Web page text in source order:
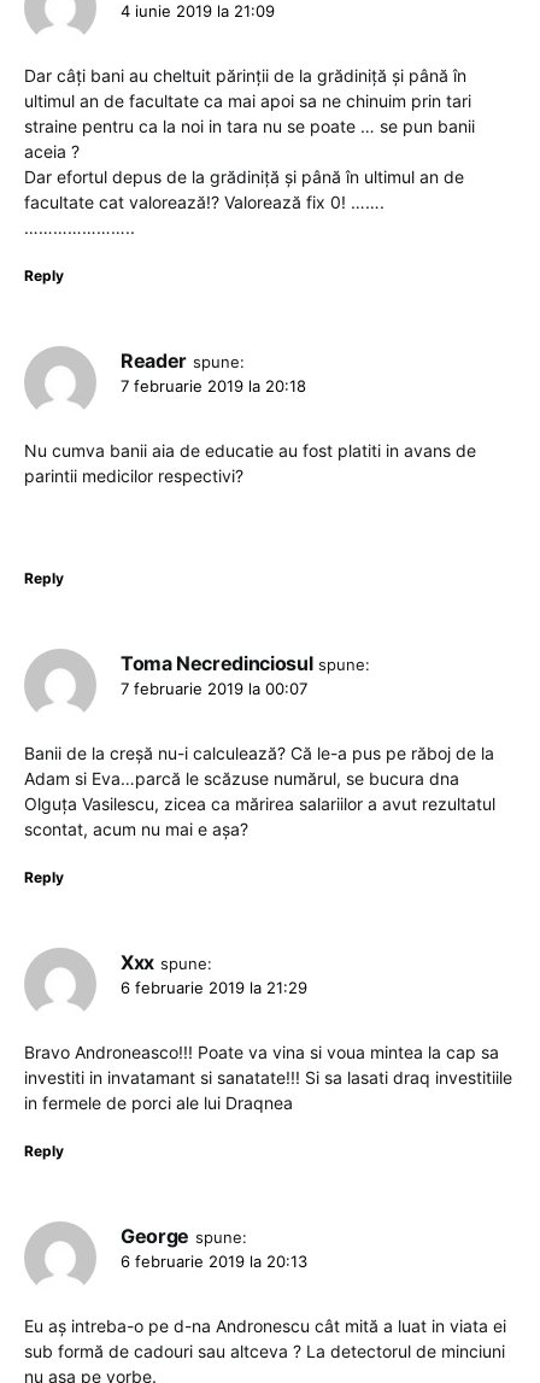
4 iunie 2019 la 21:09
Dar câți bani au cheltuit părinții de la grădiniță și până în
ultimul an de facultate ca mai apoi sa ne chinuim prin tari
straine pentru ca la noi in tara nu se poate … se pun banii
aceia ?
Dar efortul depus de la grădiniță și până în ultimul an de
facultate cat valorează!? Valorează fix 0! …….
…………………..
Reply
Reader spune:
7 februarie 2019 la 20:18
Nu cumva banii aia de educatie au fost platiti in avans de
parintii medicilor respectivi?
Reply
Toma Necredinciosul spune:
7 februarie 2019 la 00:07
Banii de la creșă nu-i calculează? Că le-a pus pe răboj de la
Adam si Eva…parcă le scăzuse numărul, se bucura dna
Olguța Vasilescu, zicea ca mărirea salariilor a avut rezultatul
scontat, acum nu mai e așa?
Reply
Xxx spune:
6 februarie 2019 la 21:29
Bravo Androneasco!!! Poate va vina si voua mintea la cap sa
investiti in invatamant si sanatate!!! Si sa lasati draq investitiile
in fermele de porci ale lui Draqnea
Reply
George spune:
6 februarie 2019 la 20:13
Eu aș intreba-o pe d-na Andronescu cât mită a luat in viata ei
sub formă de cadouri sau altceva ? La detectorul de minciuni
nu așa pe vorbe.